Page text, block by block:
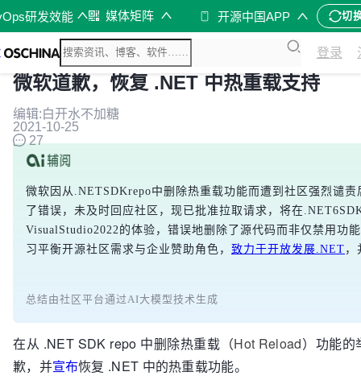
研发效能 媒体矩阵 开源中国APP 切
登录
微软道歉，恢复 .NET 中热重载支持
编辑:白开水不加糖
2021-10-25
27
微软因从.NETSDKrepo中删除热重载功能而遭到社区强烈谴
了错误，未及时回应社区，现已批准拉取请求，将在
VisualStudio2022的体验，错误地删除了源代码而非仅禁用功
习平衡开源社区需求与企业赞助角色， 致力于开放发展.NET ，
总结由社区平台通过AI大模型技术生成
在从 .NET SDK repo 中删除热重载（Hot Reload）功能的
歉，并宣布恢复 .NET 中的热重载功能。